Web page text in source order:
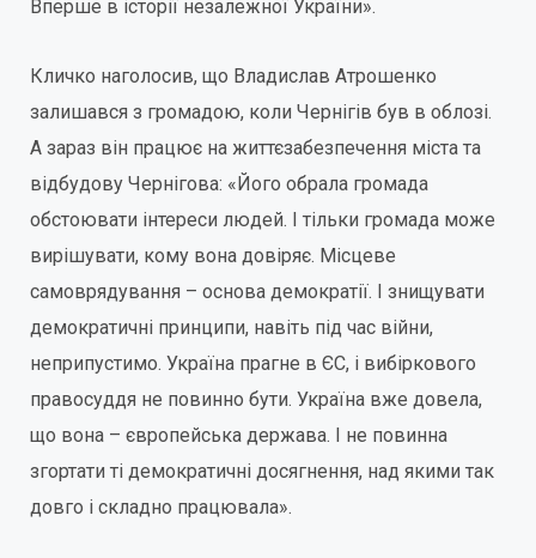
Вперше в історії незалежної України».
Кличко наголосив, що Владислав Атрошенко
залишався з громадою, коли Чернігів був в облозі.
А зараз він працює на життєзабезпечення міста та
відбудову Чернігова: «Його обрала громада
обстоювати інтереси людей. І тільки громада може
вирішувати, кому вона довіряє. Місцеве
самоврядування – основа демократії. І знищувати
демократичні принципи, навіть під час війни,
неприпустимо. Україна прагне в ЄС, і вибіркового
правосуддя не повинно бути. Україна вже довела,
що вона – європейська держава. І не повинна
згортати ті демократичні досягнення, над якими так
довго і складно працювала».